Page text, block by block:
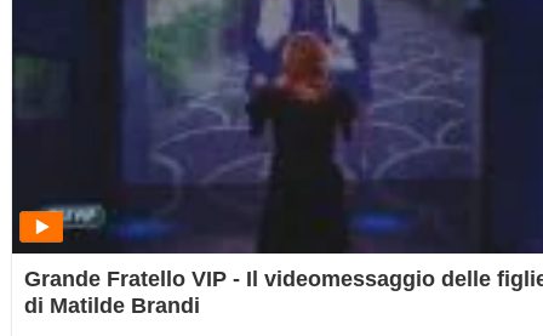
Grande Fratello VIP - Il videomessaggio delle
di Matilde Brandi